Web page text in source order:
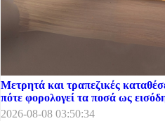
Μετρητά και τραπεζικές
πότε φορολογεί τα ποσά ως
2026-08-08 03:50:34